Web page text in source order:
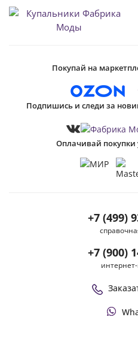
+7 (499)
+7 (900)
Покупай на
Подпишись и следи за
Оплачивай